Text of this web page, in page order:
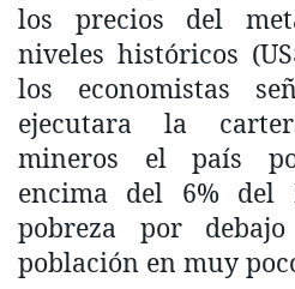
los precios del
niveles históricos
los economistas
ejecutara la
mineros el país
encima del 6%
pobreza por
población en muy